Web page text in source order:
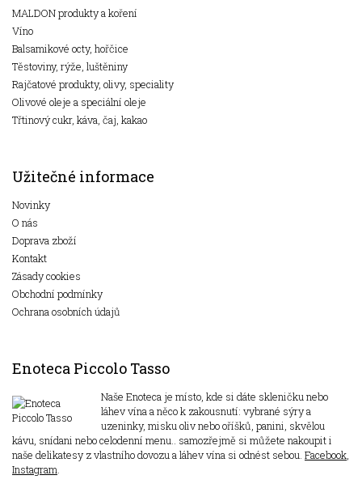
MALDON produkty a koření
Víno
Balsamikové octy, hořčice
Těstoviny, rýže, luštěniny
Rajčatové produkty, olivy, speciality
Olivové oleje a speciální oleje
Třtinový cukr, káva, čaj, kakao
Užitečné informace
Novinky
O nás
Doprava zboží
Kontakt
Zásady cookies
Obchodní podmínky
Ochrana osobních údajů
Enoteca Piccolo Tasso
Naše Enoteca je místo, kde si dáte skleničku nebo
láhev vína a něco k zakousnutí: vybrané sýry a
uzeninky, misku oliv nebo oříšků, panini, skvělou
kávu, snídani nebo celodenní menu.. samozřejmě si můžete nakoupit i
naše delikatesy z vlastního dovozu a láhev vína si odnést sebou. Facebook
Instagram